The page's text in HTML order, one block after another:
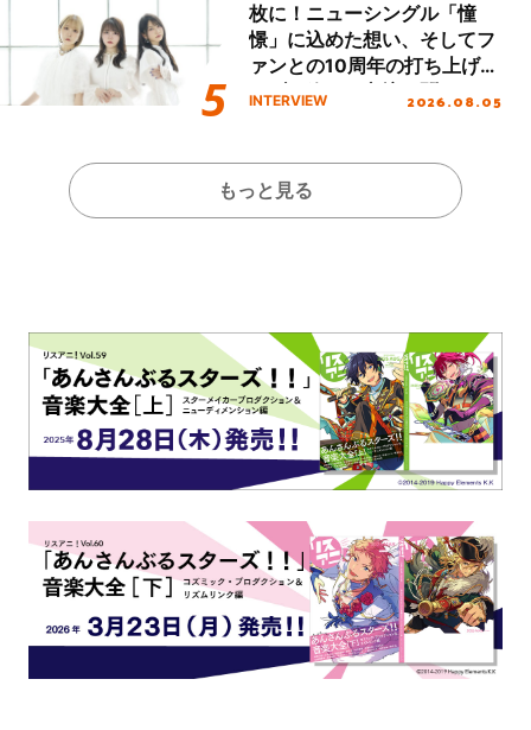
枚に！ニューシングル「憧
憬」に込めた想い、そしてフ
ァンとの10周年の打ち上げラ
イブを終えた心境を聞いた。
INTERVIEW 2026.08.05
もっと見る